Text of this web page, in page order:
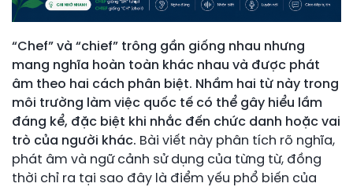
“Chef” và “chief” trông gần giống nhau nhưng
mang nghĩa hoàn toàn khác nhau và được phát
âm theo hai cách phân biệt. Nhầm hai từ này trong
môi trường làm việc quốc tế có thể gây hiểu lầm
đáng kể, đặc biệt khi nhắc đến chức danh hoặc vai
trò của người khác. Bài viết này phân tích rõ nghĩa,
phát âm và ngữ cảnh sử dụng của từng từ, đồng
thời chỉ ra tại sao đây là điểm yếu phổ biến của